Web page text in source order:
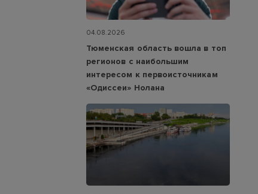
04.08.2026
Тюменская область вошла в топ
регионов с наибольшим
интересом к первоисточникам
«Одиссеи» Нолана